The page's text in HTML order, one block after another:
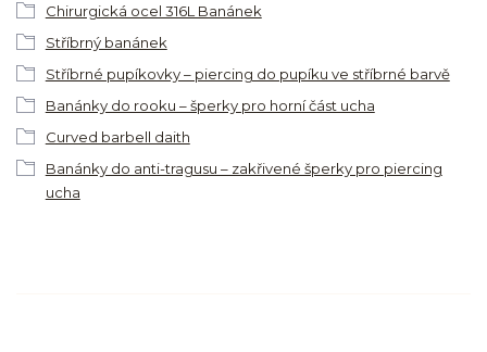
Chirurgická ocel 316L Banánek
Stříbrný banánek
Stříbrné pupíkovky – piercing do pupíku ve stříbrné barvě
Banánky do rooku – šperky pro horní část ucha
Curved barbell daith
Banánky do anti-tragusu – zakřivené šperky pro piercing
ucha